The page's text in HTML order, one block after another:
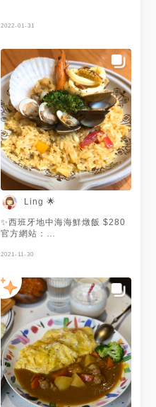
2022-01-31
Ling 🌟
✨西班牙地中海海鮮燉飯 $280
官方網站：
https://www.mummumcake.com/
2021-11-30